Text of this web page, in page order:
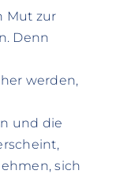
Mut zur
Denn
werden,
und die
sich